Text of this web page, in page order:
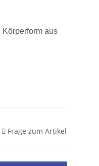
aus
Frage zum Artikel